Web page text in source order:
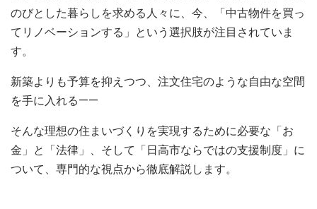
のびとした暮らしを求める人々に、今、「中古物件を買っ
てリノベーションする」という選択肢が注目されていま
す。
新築よりも予算を抑えつつ、注文住宅のような自由な空間
を手に入れる——
そんな理想の住まいづくりを実現するために必要な「お
金」と「法律」、そして「日高市ならではの支援制度」に
ついて、専門的な視点から徹底解説します。